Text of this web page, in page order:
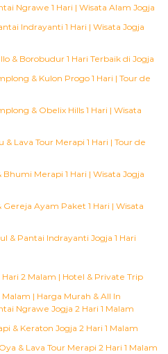
Ngrawe 1 Hari | Wisata Alam Jogja
Indrayanti 1 Hari | Wisata Jogja
& Borobudur 1 Hari Terbaik di Jogja
& Kulon Progo 1 Hari | Tour de
& Obelix Hills 1 Hari | Wisata
Lava Tour Merapi 1 Hari | Tour de
Merapi 1 Hari | Wisata Jogja
Ayam Paket 1 Hari | Wisata
& Pantai Indrayanti Jogja 1 Hari
2 Malam | Hotel & Private Trip
| Harga Murah & All In
Ngrawe Jogja 2 Hari 1 Malam
& Keraton Jogja 2 Hari 1 Malam
& Lava Tour Merapi 2 Hari 1 Malam